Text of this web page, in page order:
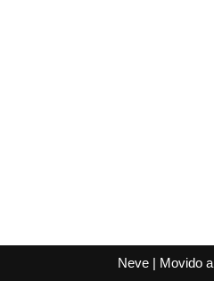
Neve| Movido a